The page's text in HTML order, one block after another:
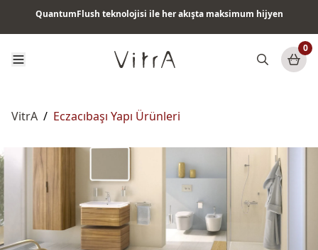
QuantumFlush teknolojisi ile her akışta maksimum hijyen
0
VitrA / Eczacıbaşı Yapı Ürünleri